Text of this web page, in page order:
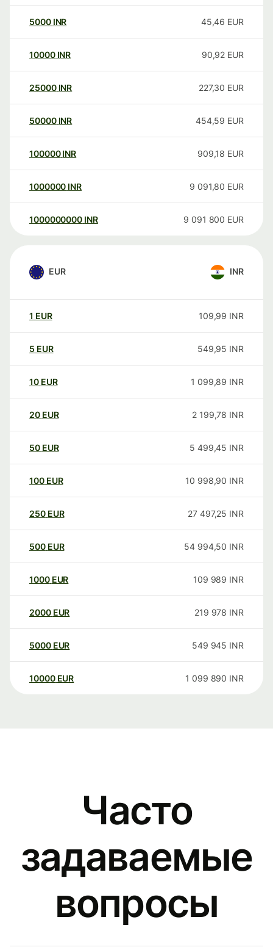
5000 INR 45,46 EUR
10000 INR 90,92 EUR
25000 INR 227,30 EUR
50000 INR 454,59 EUR
100000 INR 909,18 EUR
1000000 INR 9 091,80 EUR
1000000000 INR 9 091 800 EUR
EUR INR
1 EUR 109,99 INR
5 EUR 549,95 INR
10 EUR 1 099,89 INR
20 EUR 2 199,78 INR
50 EUR 5 499,45 INR
100 EUR 10 998,90 INR
250 EUR 27 497,25 INR
500 EUR 54 994,50 INR
1000 EUR 109 989 INR
2000 EUR 219 978 INR
5000 EUR 549 945 INR
10000 EUR 1 099 890 INR
Часто
задаваемые
вопросы